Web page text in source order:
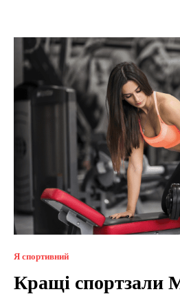
Я спортивний
Кращі спортзали